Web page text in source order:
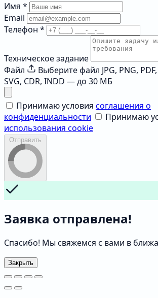
Имя *
Email
Телефон *
Техническое задание
Файл
Выберите файл JPG, PNG,
SVG, CDR, INDD — до 30 МБ
Принимаю условия соглашения о
конфиденциальности
Принимаю
использования cookie
Отправить
Заявка отправлена!
Спасибо! Мы свяжемся с вами в
Закрыть